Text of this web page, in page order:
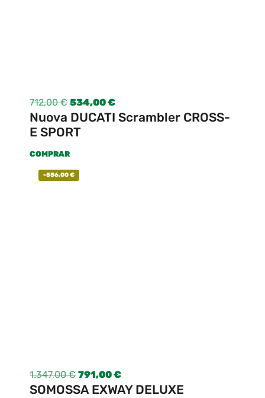
712,00€ 534,00€
Nuova DUCATI Scrambler CROSS-
E SPORT
COMPRAR
-556,00€
1.347,00€ 791,00€
SOMOSSA EXWAY DELUXE